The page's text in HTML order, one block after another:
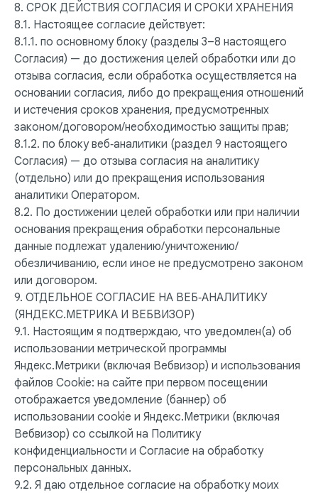
8. СРОК ДЕЙСТВИЯ СОГЛАСИЯ И СРОКИ ХРАНЕНИЯ
8.1. Настоящее согласие действует:
8.1.1. по основному блоку (разделы 3–8 настоящего
Согласия) — до достижения целей обработки или до
отзыва согласия, если обработка осуществляется на
основании согласия, либо до прекращения отношений
и истечения сроков хранения, предусмотренных
законом/договором/необходимостью защиты прав;
8.1.2. по блоку веб‑аналитики (раздел 9 настоящего
Согласия) — до отзыва согласия на аналитику
(отдельно) или до прекращения использования
аналитики Оператором.
8.2. По достижении целей обработки или при наличии
основания прекращения обработки персональные
данные подлежат удалению/уничтожению/
обезличиванию, если иное не предусмотрено законом
или договором.
9. ОТДЕЛЬНОЕ СОГЛАСИЕ НА ВЕБ‑АНАЛИТИКУ
(ЯНДЕКС.МЕТРИКА И ВЕБВИЗОР)
9.1. Настоящим я подтверждаю, что уведомлен(а) об
использовании метрической программы
Яндекс.Метрики (включая Вебвизор) и использования
файлов Cookie: на сайте при первом посещении
отображается уведомление (баннер) об
использовании cookie и Яндекс.Метрики (включая
Вебвизор) со ссылкой на Политику
конфиденциальности и Согласие на обработку
персональных данных.
9.2. Я даю отдельное согласие на обработку моих